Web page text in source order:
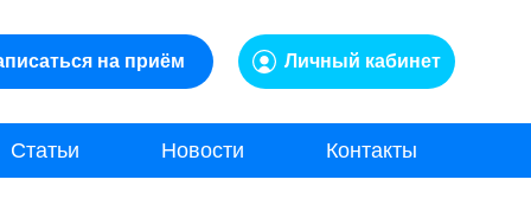
на приём Личный кабинет
Статьи Новости Контакты